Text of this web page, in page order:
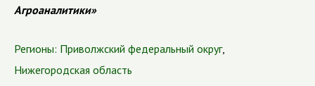
Агроаналитики»
Регионы: Приволжский федеральный округ,
Нижегородская область